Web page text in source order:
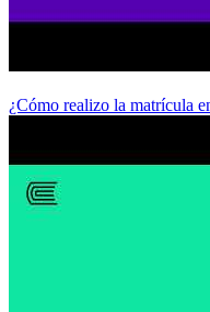
¿Cómo realizo la matrícula